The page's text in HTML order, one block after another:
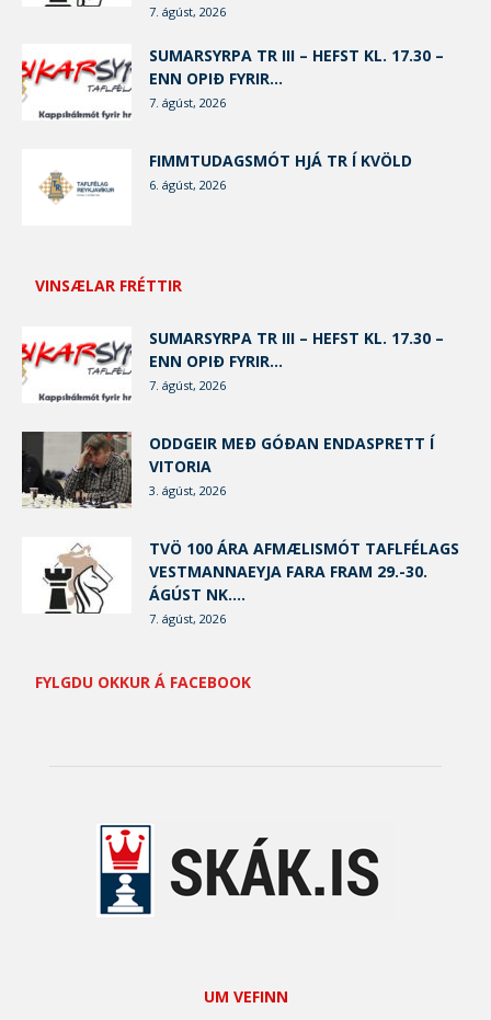
7. ágúst, 2026
SUMARSYRPA TR III – HEFST KL. 17.30 –
ENN OPIÐ FYRIR...
7. ágúst, 2026
FIMMTUDAGSMÓT HJÁ TR Í KVÖLD
6. ágúst, 2026
VINSÆLAR FRÉTTIR
SUMARSYRPA TR III – HEFST KL. 17.30 –
ENN OPIÐ FYRIR...
7. ágúst, 2026
ODDGEIR MEÐ GÓÐAN ENDASPRETT Í
VITORIA
3. ágúst, 2026
TVÖ 100 ÁRA AFMÆLISMÓT TAFLFÉLAGS
VESTMANNAEYJA FARA FRAM 29.-30.
ÁGÚST NK....
7. ágúst, 2026
FYLGDU OKKUR Á FACEBOOK
UM VEFINN